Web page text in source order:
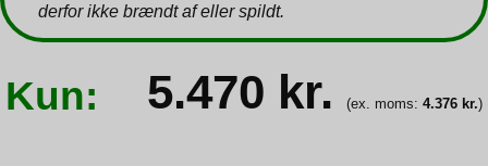
derfor ikke brændt af eller spildt.
Kun: 5.470 kr. (ex. moms: 4.376 kr.)